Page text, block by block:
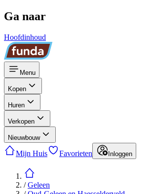
Ga naar
Hoofdinhoud
Menu
Kopen
Huren
Verkopen
Nieuwbouw
Mijn Huis Favorieten Inloggen
/Geleen